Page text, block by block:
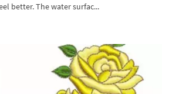
better. The water surfac...